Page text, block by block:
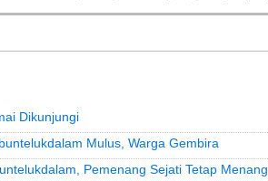
Dikunjungi
Mulus, Warga Gembira
Pemenang Sejati Tetap Menang